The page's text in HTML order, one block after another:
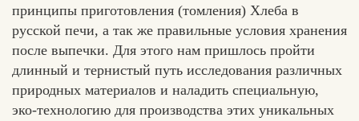
принципы приготовления (томления) Хлеба в
русской печи, а так же правильные условия хранения
после выпечки. Для этого нам пришлось пройти
длинный и тернистый путь исследования различных
природных материалов и наладить специальную,
эко-технологию для производства этих уникальных